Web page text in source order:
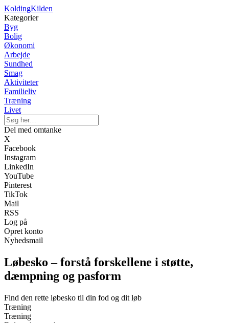
KoldingKilden
Kategorier
Byg
Bolig
Økonomi
Arbejde
Sundhed
Smag
Aktiviteter
Familieliv
Træning
Livet
Del med omtanke
X
Facebook
Instagram
LinkedIn
YouTube
Pinterest
TikTok
Mail
RSS
Log på
Opret konto
Nyhedsmail
Løbesko – forstå forskellene i støtte,
dæmpning og pasform
Find den rette løbesko til din fod og dit løb
Træning
Træning